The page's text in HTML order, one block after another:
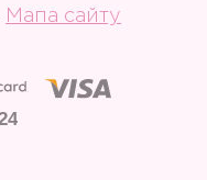
Мапа сайту